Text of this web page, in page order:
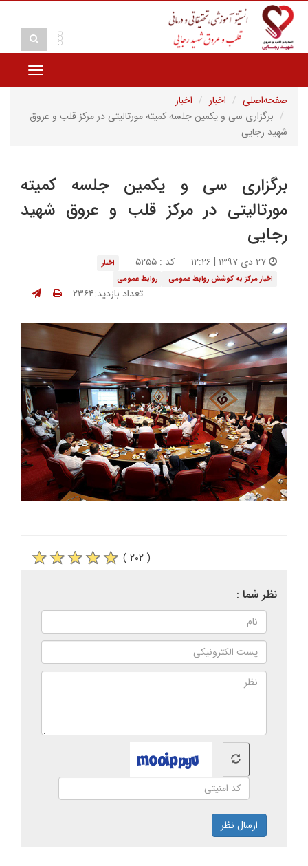
Toggle
صفحه‌اصلی
اخبار
اخبار
برگزاری سی و یکمین جلسه کمیته مورتالیتی در مرکز قلب و عروق
شهید رجایی
برگزاری سی و یکمین جلسه کمیته
مورتالیتی در مرکز قلب و عروق شهید
رجایی
کد : ۵۲۵۵
اخبار
اخبار مرکز به کوشش روابط عمومی
روابط عمومی
تعداد بازدید:۲۳۶۴
( ۲۰۲ )
نظر شما :
ارسال نظر